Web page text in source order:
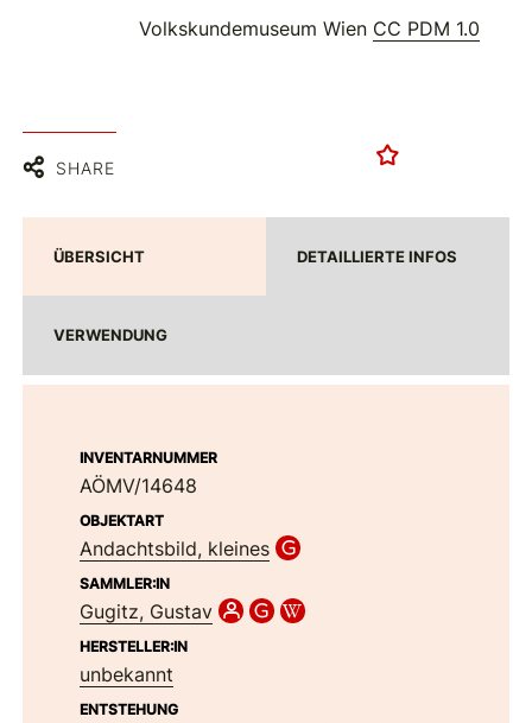
Volkskundemuseum Wien CC PDM 1.0
SHARE
ÜBERSICHT DETAILLIERTE INFOS
VERWENDUNG
INVENTARNUMMER
AÖMV/14648
OBJEKTART
Andachtsbild, kleines
SAMMLER:IN
Gugitz, Gustav
HERSTELLER:IN
unbekannt
ENTSTEHUNG